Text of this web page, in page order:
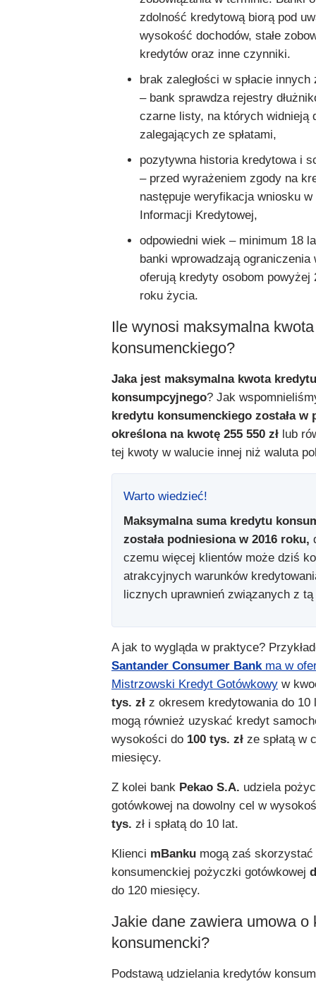
zdolność kredytową biorą pod
wysokość dochodów, stałe
kredytów oraz inne czynniki.
brak zaległości w spłacie innych
– bank sprawdza rejestry
czarne listy, na których widnieją
zalegających ze spłatami,
pozytywna historia kredytowa i
– przed wyrażeniem zgody na
następuje weryfikacja wniosku w
Informacji Kredytowej,
odpowiedni wiek – minimum 18
banki wprowadzają ograniczenia
oferują kredyty osobom powyżej
roku życia.
Ile wynosi maksymalna
konsumenckiego?
Jaka jest maksymalna kwota kredytu
konsumpcyjnego? Jak
kredytu konsumenckiego została w
określona na kwotę 255 550 zł lub
tej kwoty w walucie innej niż waluta
Warto wiedzieć!
Maksymalna suma kredytu
została podniesiona w 2016 roku,
czemu więcej klientów może dziś
atrakcyjnych warunków
licznych uprawnień związanych z
A jak to wygląda w praktyce?
Santander Consumer Bank ma w
Mistrzowski Kredyt Gotówkowy w
tys. zł z okresem kredytowania do 10
mogą również uzyskać kredyt
wysokości do 100 tys. zł ze spłatą w
miesięcy.
Z kolei bank Pekao S.A. udziela
gotówkowej na dowolny cel w
tys. zł i spłatą do 10 lat.
Klienci mBanku mogą zaś
konsumenckiej pożyczki gotówkowej
do 120 miesięcy.
Jakie dane zawiera umowa o
konsumencki?
Podstawą udzielania kredytów